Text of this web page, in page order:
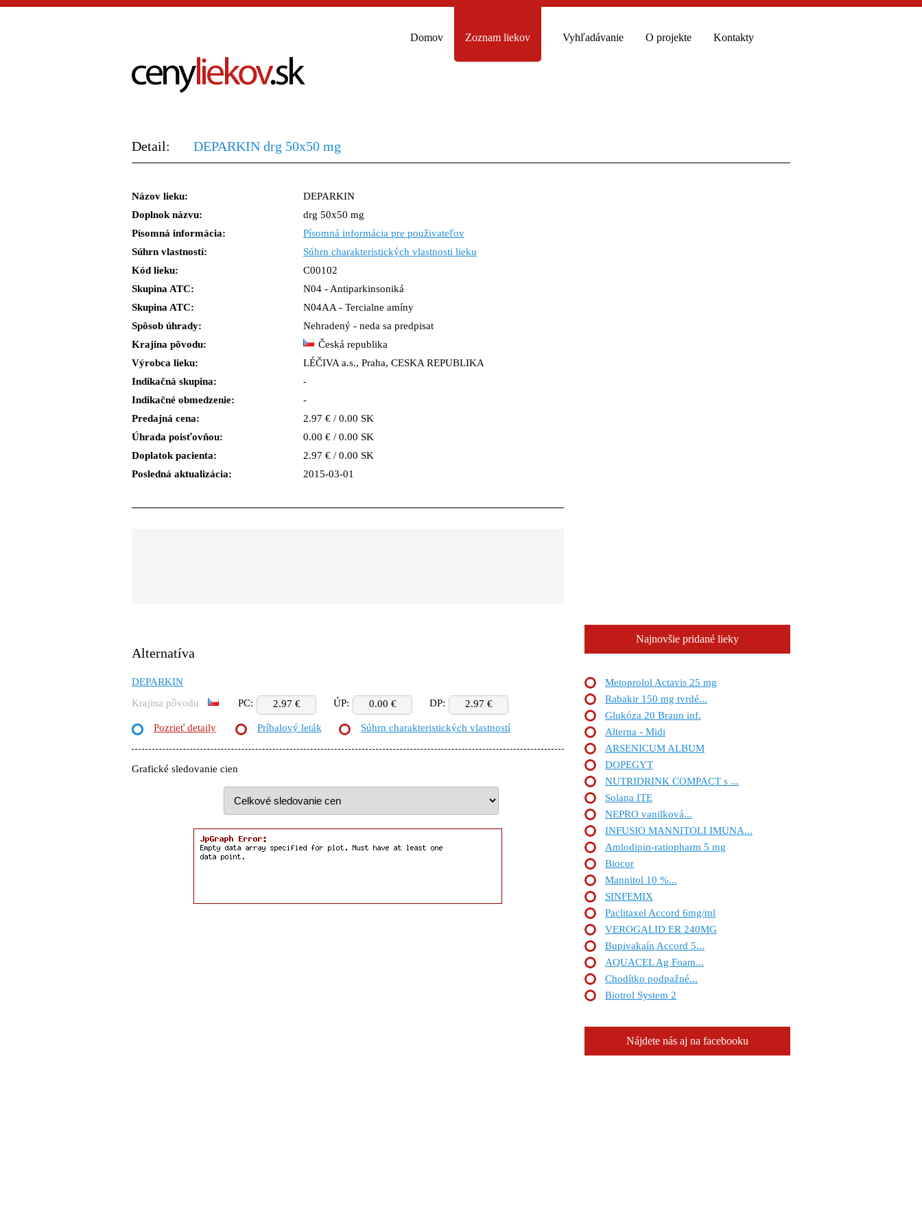
Domov Zoznam liekov Vyhľadávanie O projekte Kontakty
Detail: DEPARKIN drg 50x50 mg
Názov lieku:
DEPARKIN
Doplnok názvu:
drg 50x50 mg
Písomná informácia:
Písomná informácia pre použivateľov
Súhrn vlastností:
Súhrn charakteristických vlastnosti lieku
Kód lieku:
C00102
Skupina ATC:
N04 - Antiparkinsoniká
Skupina ATC:
N04AA - Tercialne amíny
Spôsob úhrady:
Nehradený - neda sa predpisat
Krajina pôvodu:
Česká republika
Výrobca lieku:
LÉČIVA a.s., Praha, CESKA REPUBLIKA
Indikačná skupina:
-
Indikačné obmedzenie:
-
Predajná cena:
2.97 € / 0.00 SK
Úhrada poisťovňou:
0.00 € / 0.00 SK
Doplatok pacienta:
2.97 € / 0.00 SK
Posledná aktualizácia:
2015-03-01
Alternatíva
DEPARKIN
Krajina pôvodu
PC: 2.97 € ÚP: 0.00 € DP: 2.97 €
Pozrieť detaily Príbalový leták Súhrn charakteristických vlastností
Grafické sledovanie cien
Najnovšie pridané lieky
Metoprolol Actavis 25 mg
Rabakir 150 mg tvrdé...
Glukóza 20 Braun inf.
Alterna - Midi
ARSENICUM ALBUM
DOPEGYT
NUTRIDRINK COMPACT s ...
Solana ITE
NEPRO vanilková...
INFUSIO MANNITOLI IMUNA...
Amlodipin-ratiopharm 5 mg
Biocor
Mannitol 10 %...
SINFEMIX
Paclitaxel Accord 6mg/ml
VEROGALID ER 240MG
Bupivakaín Accord 5...
AQUACEL Ag Foam...
Chodítko podpažné...
Biotrol System 2
Nájdete nás aj na facebooku